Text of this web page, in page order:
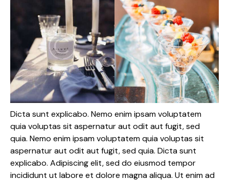
Dicta sunt explicabo. Nemo enim ipsam voluptatem
quia voluptas sit aspernatur aut odit aut fugit, sed
quia. Nemo enim ipsam voluptatem quia voluptas sit
aspernatur aut odit aut fugit, sed quia. Dicta sunt
explicabo. Adipiscing elit, sed do eiusmod tempor
incididunt ut labore et dolore magna aliqua. Ut enim ad